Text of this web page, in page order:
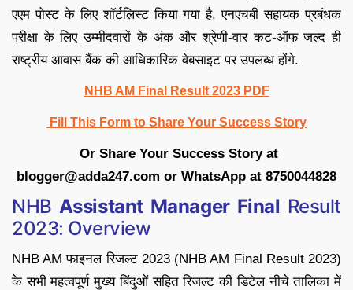
एएम पोस्ट के लिए शॉर्टलिस्ट किया गया है. एनएचबी सहायक प्रबंधक
परीक्षा के लिए उम्मीदवारों के अंक और श्रेणी-वार कट-ऑफ जल्द ही
राष्ट्रीय आवास बैंक की आधिकारिक वेबसाइट पर उपलब्ध होंगे.
NHB AM Final Result 2023 PDF
Fill This Form to Share Your Success Story
Or Share Your Success Story at
blogger@adda247.com or WhatsApp at 8750044828
NHB Assistant Manager Final Result
2023: Overview
NHB AM फाइनल रिजल्ट 2023 (NHB AM Final Result 2023)
के सभी महत्वपूर्ण मुख्य बिंदुओं सहित रिजल्ट की डिटेल नीचे तालिका में